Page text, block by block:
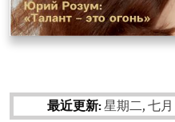
最近更新:星期二, 七月